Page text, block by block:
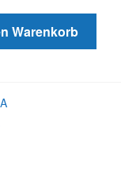
Warenkorb